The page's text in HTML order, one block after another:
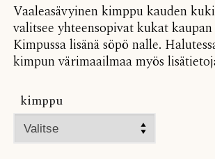
Vaaleasävyinen kimppu kauden
valitsee yhteensopivat kukat
Kimpussa lisänä söpö nalle.
kimpun värimaailmaa myös
kimppu